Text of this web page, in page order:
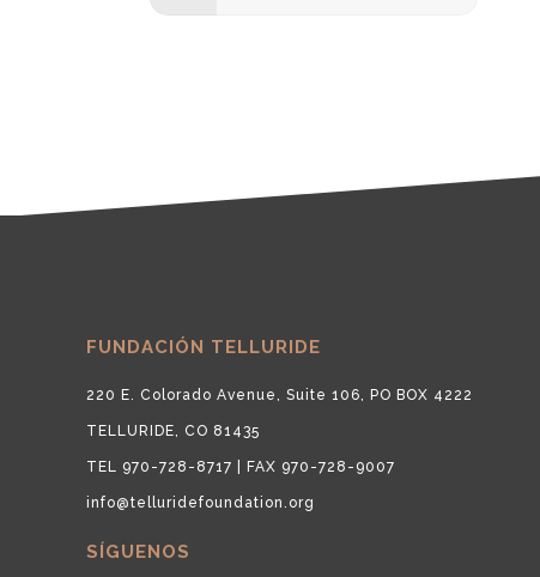
FUNDACIÓN TELLURIDE
220 E. Colorado Avenue, Suite 106, PO BOX 4222
TELLURIDE, CO 81435
TEL 970-728-8717 | FAX 970-728-9007
info@telluridefoundation.org
SÍGUENOS